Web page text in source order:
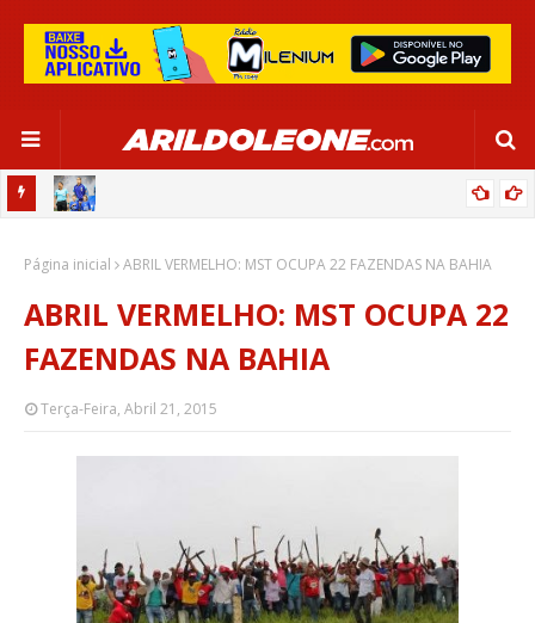
SALVADOR
Página inicial ABRIL VERMELHO: MST OCUPA 22 FAZENDAS NA BAHIA
ABRIL VERMELHO: MST OCUPA 22
FAZENDAS NA BAHIA
Terça-Feira, Abril 21, 2015